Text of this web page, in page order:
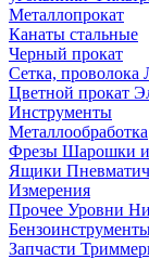
Металлопрокат
Канаты стальные
Черный прокат
Сетка, проволока
Цветной прокат
Инструменты
Металлообработка
Фрезы Шарошки
Ящики
Измерения
Прочее Уровни
Запчасти